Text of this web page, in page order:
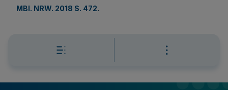
MBl. NRW. 2018 S. 472.